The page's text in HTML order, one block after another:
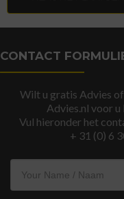
CONTACT
Wilt u gratis Advies
Advies.nl voor u
Vul hieronder het
+ 31 (0) 6